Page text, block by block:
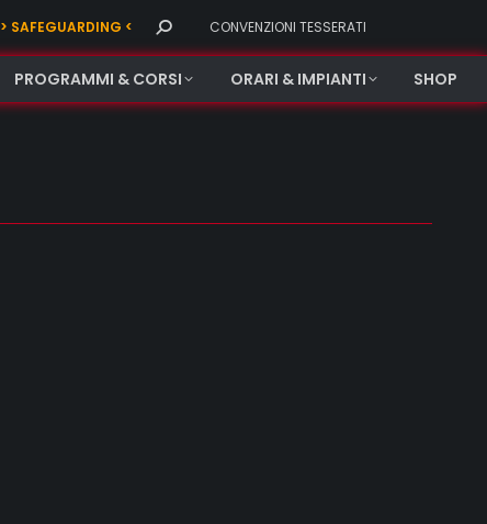
> SAFEGUARDING < Search: CONVENZIONI TESSERATI
PROGRAMMI & CORSI ORARI & IMPIANTI SHOP